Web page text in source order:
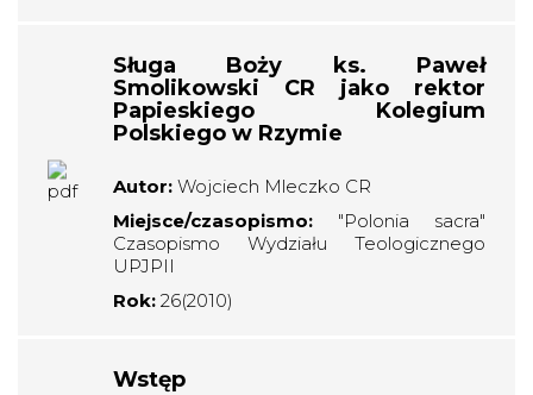
Sługa Boży ks. Paweł
Smolikowski CR jako rektor
Papieskiego Kolegium
Polskiego w Rzymie
Autor: Wojciech Mleczko CR
Miejsce/czasopismo: "Polonia sacra"
Czasopismo Wydziału Teologicznego
UPJPII
Rok: 26(2010)
Wstęp